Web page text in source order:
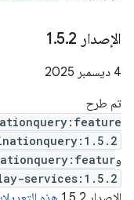
الإصدار 1 .5.2
‫4 ديسمبر 2025
تم طرح
و
services:1.5.2